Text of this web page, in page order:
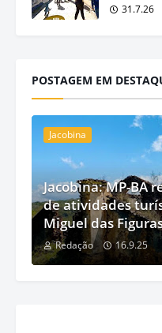
31.7.26
POSTAGEM EM
Jacobina
Jacobina: MP-BA
de atividades
Miguel das
Redação 16.9.25